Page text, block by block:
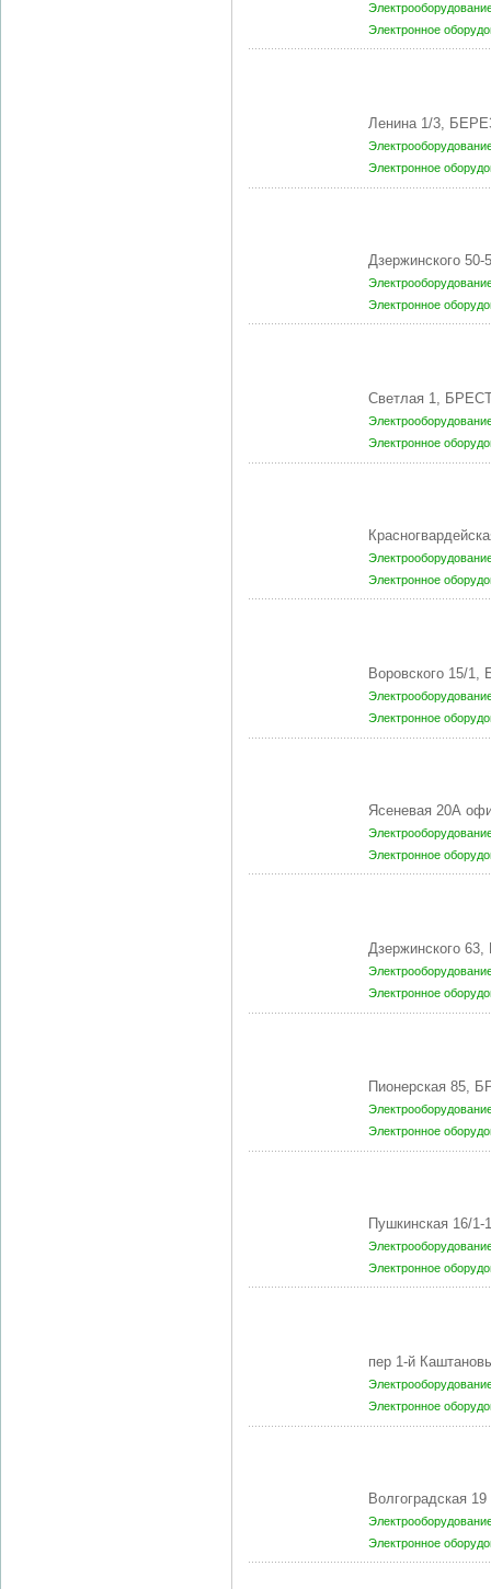
Электронное
Ленина 1/3,
Электронное
Дзержинского
Электронное
Светлая 1,
Электронное
Электронное
Воровского 15/
Электронное
Ясеневая 20А
Электронное
Дзержинского
Электронное
Пионерская 85,
Электронное
Пушкинская 16/
Электронное
пер 1-й
Электронное
Волгоградская
Электронное